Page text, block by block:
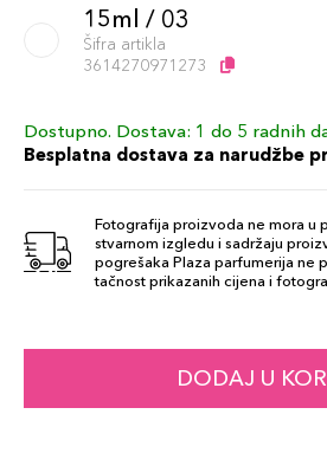
15ml / 03
Šifra artikla
3614270971273
Dostupno. Dostava: 1 do 5 radnih
Besplatna dostava za narudžbe
Fotografija proizvoda ne mora u
stvarnom izgledu i sadržaju
pogrešaka Plaza parfumerija ne
tačnost prikazanih cijena i
DODAJ U